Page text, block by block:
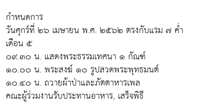
กำหนดการ
วันศุกร์ที่ ๒๖ เมษายน พ.ศ. ๒๕๖๒ ตรงกับแรม ๗ ค่ำ
เดือน ๕
๐๙.๓๐ น. แสดงพระธรรมเทศนา ๑ กัณฑ์
๑๐.๐๐ น. พระสงฆ์ ๑๐ รูปสวดพระพุทธมนต์
๑๐.๔๐ น. ถวายผ้าป่าและภัตตาหารเพล
คณะผู้ร่วมงานรับประทานอาหาร, เสร็จพิธี